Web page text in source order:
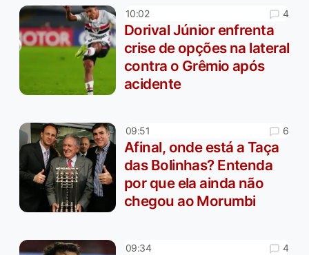
10:02 4
Dorival Júnior enfrenta
crise de opções na lateral
contra o Grêmio após
acidente
09:51 6
Afinal, onde está a Taça
das Bolinhas? Entenda
por que ela ainda não
chegou ao Morumbi
09:34 4